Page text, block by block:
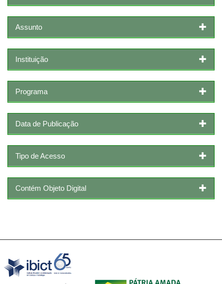
Assunto
Instituição
Programa
Data de Publicação
Tipo de Acesso
Contém Objeto Digital